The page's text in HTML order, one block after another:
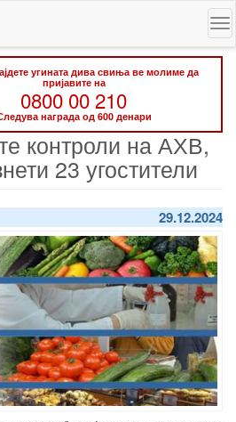
угината дива свиња ве молиме да
пријавите на
0800 00 210
награда од 600 денари
контроли на АХВ,
23 угостители
29.12.2024